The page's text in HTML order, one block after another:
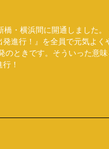
・横浜間に開通しました
進行！』を全員で元気よ
ときです。そういった意
！